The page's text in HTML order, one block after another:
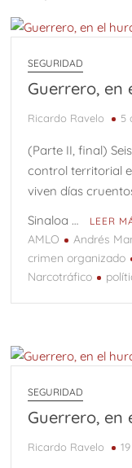
SEGURIDAD
Guerrero, en
Ricardo Ravelo 5
(Parte II, final)
control territorial
viven días
Sinaloa …
LEER
AMLO Andrés
crimen organizado
Narcotráfico
SEGURIDAD
Guerrero, en
Ricardo Ravelo